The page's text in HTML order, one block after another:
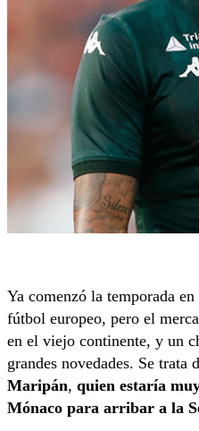
Ya comenzó la temporada
fútbol europeo, pero el
en el viejo continente, y un
grandes novedades. Se trata
Maripán, quien estaría
Mónaco para arribar a la